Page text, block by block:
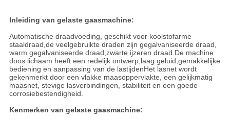
Inleiding van gelaste gaasmachine:
Automatische draadvoeding, geschikt voor koolstofarme
staaldraad,de veelgebruikte draden zijn gegalvaniseerde draad,
warm gegalvaniseerde draad,zwarte ijzeren draad.De machine
doos lichaam heeft een redelijk ontwerp,laag geluid,gemakkelijke
bediening en aanpassing van de lastijdenHet lasnet wordt
gekenmerkt door een vlakke maasoppervlakte, een gelijkmatig
maasnet, stevige lasverbindingen, stabiliteit en een goede
corrosiebestendigheid.
Kenmerken van gelaste gaasmachine: